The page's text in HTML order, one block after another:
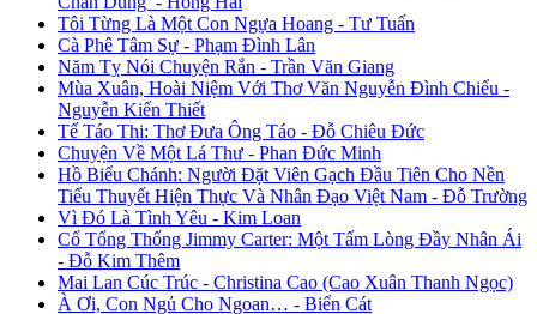
Tôi Từng Là Một Con Ngựa Hoang - Tư Tuấn
Cà Phê Tâm Sự - Phạm Đình Lân
Năm Tỵ Nói Chuyện Rắn - Trần Văn Giang
Mùa Xuân, Hoài Niệm Với Thơ Văn Nguyễn Đình Chiểu -
Nguyễn Kiến Thiết
Tế Táo Thi: Thơ Đưa Ông Táo - Đỗ Chiêu Đức
Chuyện Về Một Lá Thư - Phan Đức Minh
Hồ Biểu Chánh: Người Đặt Viên Gạch Đầu Tiên Cho Nền
Tiểu Thuyết Hiện Thực Và Nhân Đạo Việt Nam - Đỗ Trường
Vì Đó Là Tình Yêu - Kim Loan
Cố Tổng Thống Jimmy Carter: Một Tấm Lòng Đầy Nhân Ái
- Đỗ Kim Thêm
Mai Lan Cúc Trúc - Christina Cao (Cao Xuân Thanh Ngọc)
À Ơi, Con Ngủ Cho Ngoan… - Biển Cát